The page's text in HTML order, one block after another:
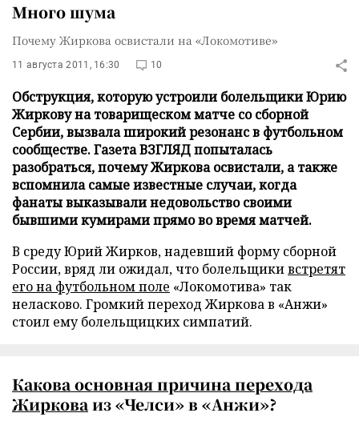
Много шума
Почему Жиркова освистали на «Локомотиве»
11 августа 2011, 16:30 10
Обструкция, которую устроили болельщики Юрию
Жиркову на товарищеском матче со сборной
Сербии, вызвала широкий резонанс в футбольном
сообществе. Газета ВЗГЛЯД попыталась
разобраться, почему Жиркова освистали, а также
вспомнила самые известные случаи, когда
фанаты выказывали недовольство своими
бывшими кумирами прямо во время матчей.
В среду Юрий Жирков, надевший форму сборной
России, вряд ли ожидал, что болельщикивстретят
его на футбольном поле «Локомотива» так
неласково. Громкий переход Жиркова в «Анжи»
стоил ему болельщицких симпатий.
Какова основная причинаперехода
Жирковаиз «Челси» в «Анжи»?